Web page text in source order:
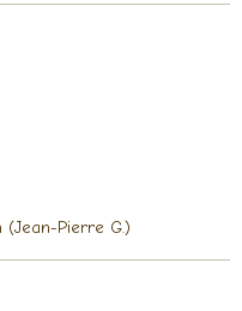
(Jean-Pierre G.)